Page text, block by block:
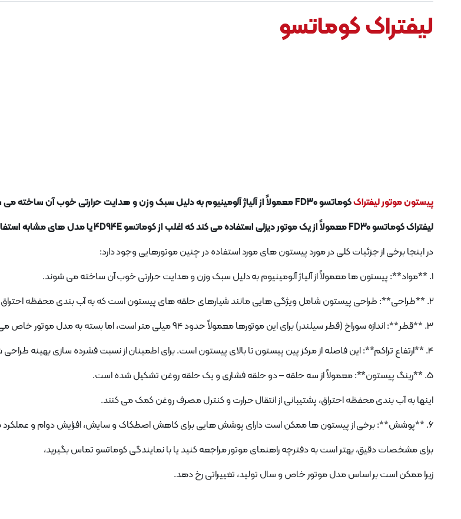
لیفتراک کوماتسو
پیستون موتور لیفتراککوماتسو FD30 معمولاً از آلیاژ آلومینیوم به دلیل سبک وزن و هدایت حرارتی خوب آن ساخته می شوند.
لیفتراک کوماتسو FD30 معمولاً از یک موتور دیزلی استفاده می کند که اغلب از کوماتسو 4D94E یا مدل های مشابه استفاده می کند.
در اینجا برخی از جزئیات کلی در مورد پیستون های مورد استفاده در چنین موتورهایی وجود دارد:
1. **مواد**: پیستون ها معمولاً از آلیاژ آلومینیوم به دلیل سبک وزن و هدایت حرارتی خوب آن ساخته می شوند.
2. **طراحی**: طراحی پیستون شامل ویژگی هایی مانند شیارهای حلقه های پیستون است که به آب بندی محفظه احتراق و کنترل مصرف روغن کمک می کند.
3. **قطر**: اندازه سوراخ (قطر سیلندر) برای این موتورها معمولاً حدود 94 میلی متر است، اما بسته به مدل موتور خاص می تواند کمی متفاوت باشد.
4. **ارتفاع تراکم**: این فاصله از مرکز پین پیستون تا بالای پیستون است. برای اطمینان از نسبت فشرده سازی بهینه طراحی شده است.
5. **رینگ پیستون**: معمولاً از سه حلقه – دو حلقه فشاری و یک حلقه روغن تشکیل شده است.
اینها به آب بندی محفظه احتراق، پشتیبانی از انتقال حرارت و کنترل مصرف روغن کمک می کنند.
6. **پوشش**: برخی از پیستون ها ممکن است دارای پوشش هایی برای کاهش اصطکاک و سایش، افزایش دوام و عملکرد باشند.
برای مشخصات دقیق، بهتر است به دفترچه راهنمای موتور مراجعه کنید یا با نمایندگی کوماتسو تماس بگیرید،
زیرا ممکن است بر اساس مدل موتور خاص و سال تولید، تغییراتی رخ دهد.